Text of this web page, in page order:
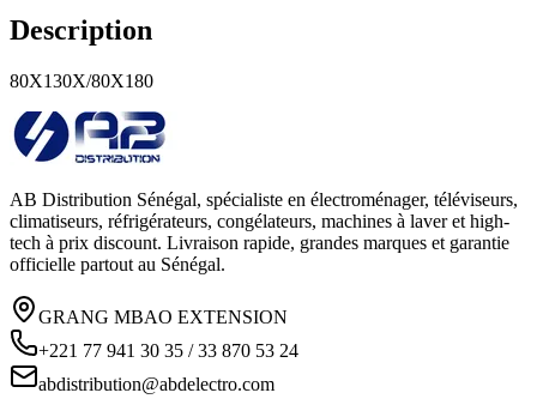
Description
80X130X/80X180
AB Distribution Sénégal, spécialiste en électroménager, téléviseurs,
climatiseurs, réfrigérateurs, congélateurs, machines à laver et high-
tech à prix discount. Livraison rapide, grandes marques et garantie
officielle partout au Sénégal.
GRANG MBAO EXTENSION
+221 77 941 30 35 / 33 870 53 24
abdistribution@abdelectro.com